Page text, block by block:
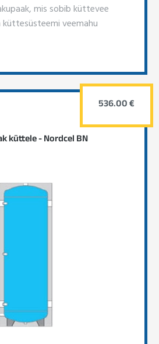
mis sobib küttevee
küttesüsteemi veemahu
küttele - Nordcel BN
536.00 €